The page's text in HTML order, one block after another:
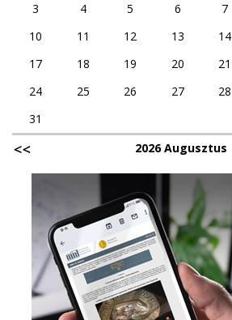
3
4 5 6 7
10
11 12 13 14
17
18 19 20 21
24
25 26 27 28
31
2026 Augusztus